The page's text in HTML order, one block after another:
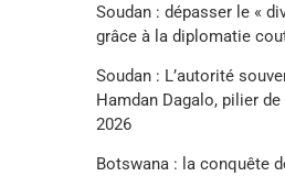
Soudan : dépasser le «
grâce à la diplomatie
Soudan : L’autorité
Hamdan Dagalo, pilier de
2026
Botswana : la conquête